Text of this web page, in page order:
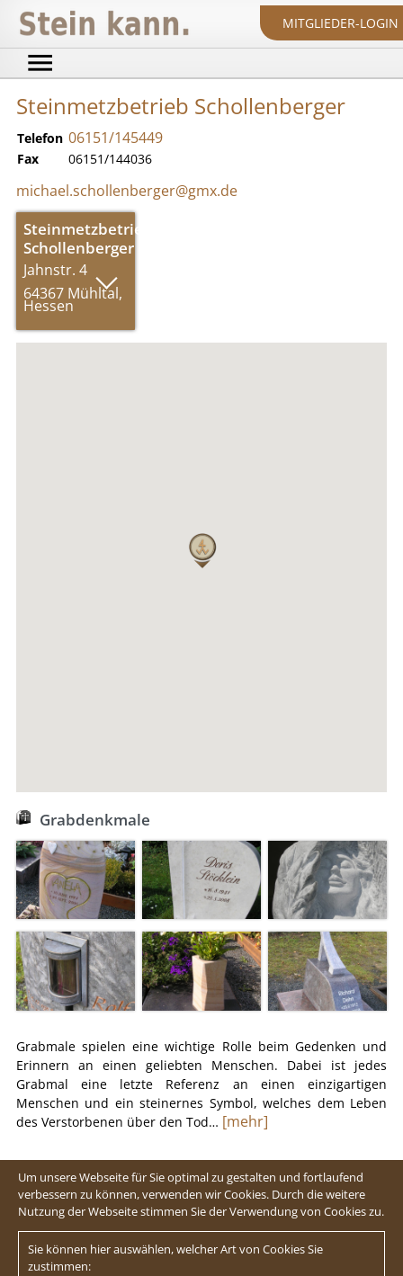
MITGLIEDER-LOGIN
Steinmetzbetrieb Schollenberger
Telefon 06151/145449
Fax 06151/144036
michael.schollenberger@gmx.de
Steinmetzbetrieb
Schollenberger
Jahnstr. 4
64367 Mühltal,
Hessen
Grabdenkmale
Grabmale spielen eine wichtige Rolle beim Gedenken und
Erinnern an einen geliebten Menschen. Dabei ist jedes
Grabmal eine letzte Referenz an einen einzigartigen
Menschen und ein steinernes Symbol, welches dem Leben
des Verstorbenen über den Tod… [mehr]
Um unsere Webseite für Sie optimal zu gestalten und fortlaufend
verbessern zu können, verwenden wir Cookies. Durch die weitere
Nutzung der Webseite stimmen Sie der Verwendung von Cookies zu.
Sie können hier auswählen, welcher Art von Cookies Sie
zustimmen: